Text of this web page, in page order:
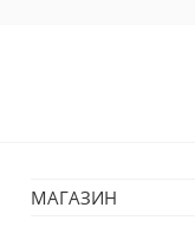
МАГАЗИН